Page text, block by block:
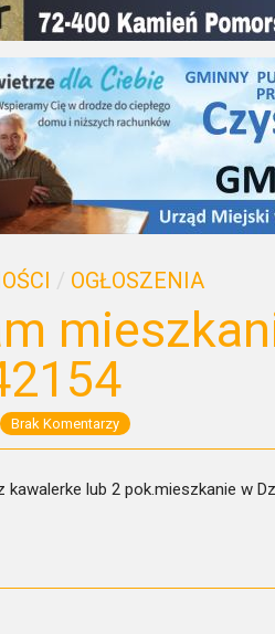
/ OGŁOSZENIA
Brak Komentarzy
kawalerke lub 2 pok.mieszkanie w